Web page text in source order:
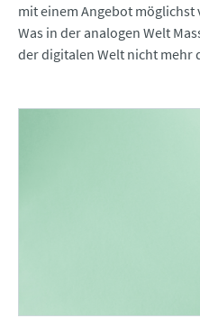
mit einem Angebot
Was in der analogen Welt
der digitalen Welt nicht mehr